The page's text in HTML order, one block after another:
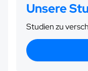
Unsere
Studien zu